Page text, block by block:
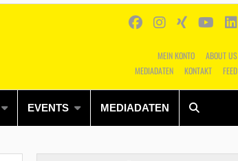
MEIN KONTO
ABOUT US
MEDIADATEN
KONTAKT FEED
EVENTS MEDIADATEN
Alles Shop SUCHEN